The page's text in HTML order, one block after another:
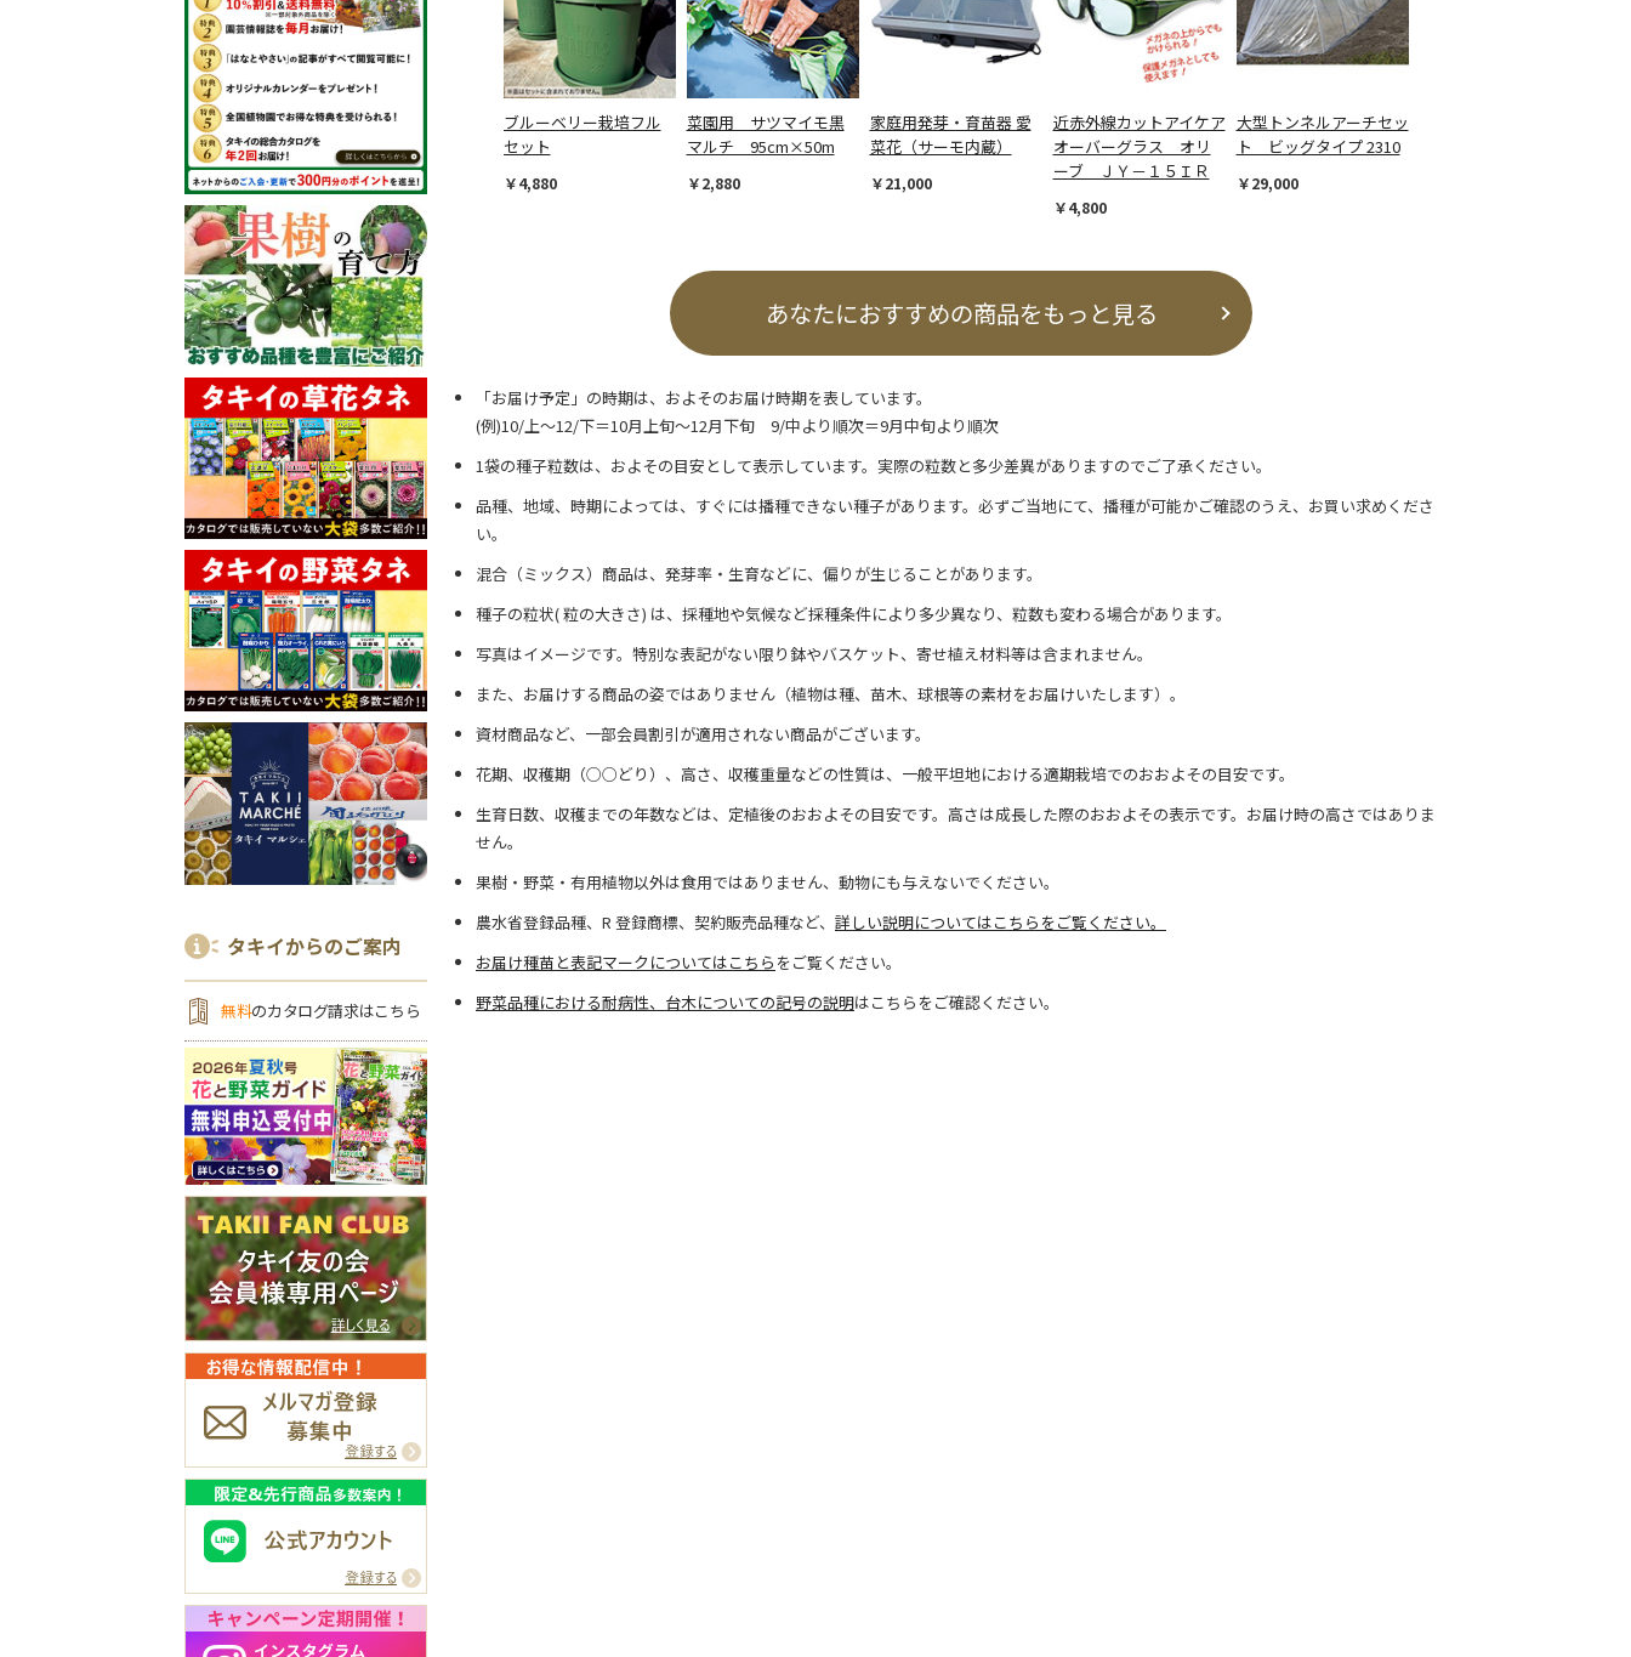
タキイからのご案内
無料のカタログ請求はこちら
ブルーベリー栽培フル
セット
￥4,880
菜園用 サツマイモ黒
マルチ 95cm×50m
￥2,880
家庭用発芽・育苗器 愛
菜花（サーモ内蔵）
￥21,000
近赤外線カットアイケア
オーバーグラス オリ
ーブ ＪＹ－１５ＩＲ
￥4,800
大型トンネルアーチセッ
ト ビッグタイプ 2310
￥29,000
あなたにおすすめの商品をもっと見る
「お届け予定」の時期は、およそのお届け時期を表しています。
(例)10/上～12/下＝10月上旬～12月下旬 9/中より順次＝9月中旬より順次
1袋の種子粒数は、およその目安として表示しています。実際の粒数と多少差異がありますのでご了承ください。
品種、地域、時期によっては、すぐには播種できない種子があります。必ずご当地にて、播種が可能かご確認のうえ、お買い求めくださ
い。
混合（ミックス）商品は、発芽率・生育などに、偏りが生じることがあります。
種子の粒状( 粒の大きさ) は、採種地や気候など採種条件により多少異なり、粒数も変わる場合があります。
写真はイメージです。特別な表記がない限り鉢やバスケット、寄せ植え材料等は含まれません。
また、お届けする商品の姿ではありません（植物は種、苗木、球根等の素材をお届けいたします）。
資材商品など、一部会員割引が適用されない商品がございます。
花期、収穫期（○○どり）、高さ、収穫重量などの性質は、一般平坦地における適期栽培でのおおよその目安です。
生育日数、収穫までの年数などは、定植後のおおよその目安です。高さは成長した際のおおよその表示です。お届け時の高さではありま
せん。
果樹・野菜・有用植物以外は食用ではありません、動物にも与えないでください。
農水省登録品種、R 登録商標、契約販売品種など、 詳しい説明についてはこちらをご覧ください。
お届け種苗と表記マークについてはこちら をご覧ください。
野菜品種における耐病性、台木についての記号の説明はこちらをご確認ください。